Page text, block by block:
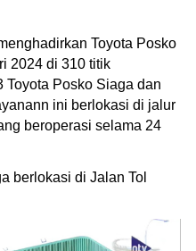
Toyota Posko
2024 di 310 titik
Toyota Posko Siaga dan
ini berlokasi di jalur
beroperasi selama 24
berlokasi di Jalan Tol